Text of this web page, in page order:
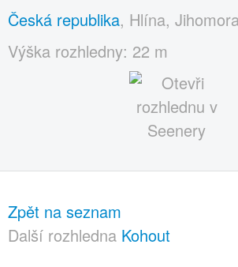
Česká republika, Hlína,
Výška rozhledny: 22 m
Zpět na seznam
Další rozhledna Kohout